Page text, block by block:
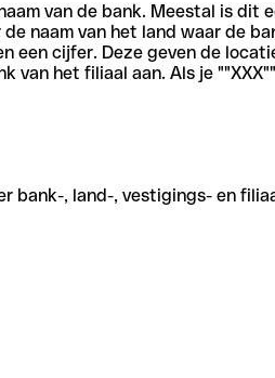
van de bank. Meestal is dit
naam van het land waar de
een cijfer. Deze geven de
van het filiaal aan. Als je
bank-, land-, vestigings- en